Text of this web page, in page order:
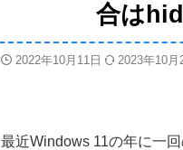
合は
2022年10月11日 2023年10月
最近Windows 11の年に一